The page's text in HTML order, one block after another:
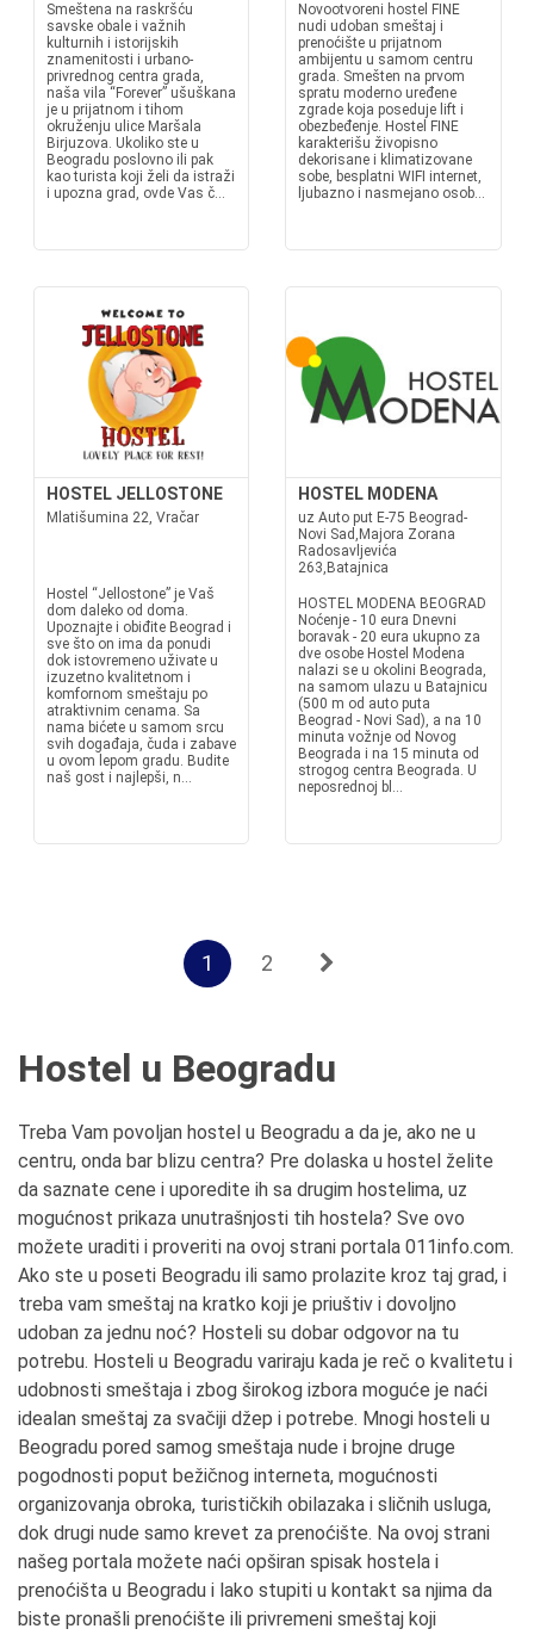
Smeštena na raskršću
savske obale i važnih
kulturnih i istorijskih
znamenitosti i urbano-
privrednog centra grada,
naša vila “Forever” ušuškana
je u prijatnom i tihom
okruženju ulice Maršala
Birjuzova. Ukoliko ste u
Beogradu poslovno ili pak
kao turista koji želi da istraži
i upozna grad, ovde Vas č...
Novootvoreni hostel FINE
nudi udoban smeštaj i
prenoćište u prijatnom
ambijentu u samom centru
grada. Smešten na prvom
spratu moderno uređene
zgrade koja poseduje lift i
obezbeđenje. Hostel FINE
karakterišu živopisno
dekorisane i klimatizovane
sobe, besplatni WIFI internet,
ljubazno i nasmejano osob...
HOSTEL JELLOSTONE
Mlatišumina 22, Vračar
Hostel “Jellostone” je Vaš
dom daleko od doma.
Upoznajte i obiđite Beograd i
sve što on ima da ponudi
dok istovremeno uživate u
izuzetno kvalitetnom i
komfornom smeštaju po
atraktivnim cenama. Sa
nama bićete u samom srcu
svih događaja, čuda i zabave
u ovom lepom gradu. Budite
naš gost i najlepši, n...
HOSTEL MODENA
uz Auto put E-75 Beograd-
Novi Sad,Majora Zorana
Radosavljevića
263,Batajnica
HOSTEL MODENA BEOGRAD
Noćenje - 10 eura Dnevni
boravak - 20 eura ukupno za
dve osobe Hostel Modena
nalazi se u okolini Beograda,
na samom ulazu u Batajnicu
(500 m od auto puta
Beograd - Novi Sad), a na 10
minuta vožnje od Novog
Beograda i na 15 minuta od
strogog centra Beograda. U
neposrednoj bl...
1 2
Hostel u Beogradu
Treba Vam povoljan hostel u Beogradu a da je, ako ne u
centru, onda bar blizu centra? Pre dolaska u hostel želite
da saznate cene i uporedite ih sa drugim hostelima, uz
mogućnost prikaza unutrašnjosti tih hostela? Sve ovo
možete uraditi i proveriti na ovoj strani portala 011info.com.
Ako ste u poseti Beogradu ili samo prolazite kroz taj grad, i
treba vam smeštaj na kratko koji je priuštiv i dovoljno
udoban za jednu noć? Hosteli su dobar odgovor na tu
potrebu. Hosteli u Beogradu variraju kada je reč o kvalitetu i
udobnosti smeštaja i zbog širokog izbora moguće je naći
idealan smeštaj za svačiji džep i potrebe. Mnogi hosteli u
Beogradu pored samog smeštaja nude i brojne druge
pogodnosti poput bežičnog interneta, mogućnosti
organizovanja obroka, turističkih obilazaka i sličnih usluga,
dok drugi nude samo krevet za prenoćište. Na ovoj strani
našeg portala možete naći opširan spisak hostela i
prenoćišta u Beogradu i lako stupiti u kontakt sa njima da
biste pronašli prenoćište ili privremeni smeštaj koji